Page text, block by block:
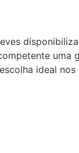
uma
ideal